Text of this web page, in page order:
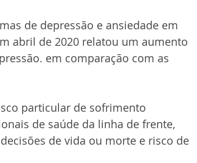
de depressão e ansiedade em
abril de 2020 relatou um aumento
em comparação com as
particular de sofrimento
de saúde da linha de frente,
de vida ou morte e risco de